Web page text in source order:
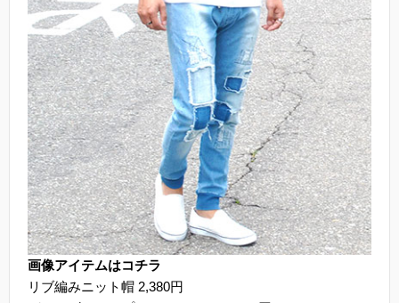
画像アイテムはコチラ
リブ編みニット帽 2,380円